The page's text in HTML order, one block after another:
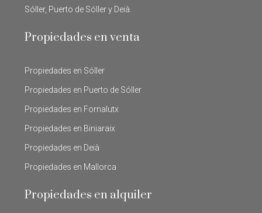
Sóller, Puerto de Sóller y Deià.
Propiedades en venta
Propiedades en Sóller
Propiedades en Puerto de Sóller
Propiedades en Fornalutx
Propiedades en Biniaraix
Propiedades en Deià
Propiedades en Mallorca
Propiedades en alquiler